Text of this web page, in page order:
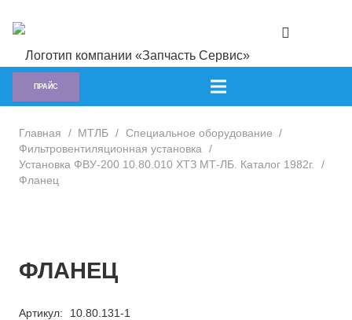
ПРАЙС
Главная / МТЛБ / Специальное оборудование /
Фильтровентиляционная установка
/
Установка ФВУ-200 10.80.010 ХТЗ МТ-ЛБ. Каталог 1982г.
/
Фланец
ФЛАНЕЦ
Артикул: 10.80.131-1